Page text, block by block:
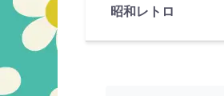
昭和レトロ